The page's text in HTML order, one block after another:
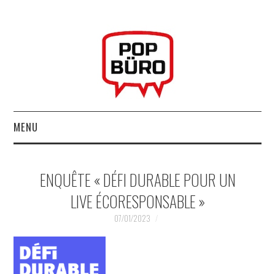
MENU
MUSIQUESACTUELLES.NET
LES LABELS
ENQUÊTE « DÉFI DURABLE POUR UN
LIVE ÉCORESPONSABLE »
07/01/2023